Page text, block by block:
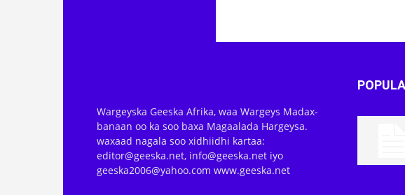
Wargeyska Geeska Afrika, waa Wargeys Madax-
banaan oo ka soo baxa Magaalada Hargeysa.
waxaad nagala soo xidhiidhi kartaa:
editor@geeska.net, info@geeska.net iyo
geeska2006@yahoo.com www.geeska.net